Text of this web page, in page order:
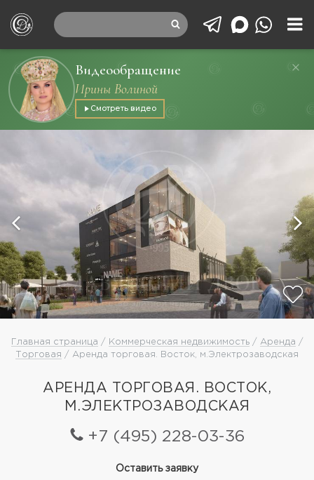
Видеообращение
Ирины Волиной
Смотреть видео
Главная страница / Коммерческая недвижимость/ Аренда /
Торговая / Аренда торговая. Восток, м.Электрозаводская
АРЕНДА ТОРГОВАЯ. ВОСТОК,
М.ЭЛЕКТРОЗАВОДСКАЯ
+7 (495) 228-03-36
Оставить заявку